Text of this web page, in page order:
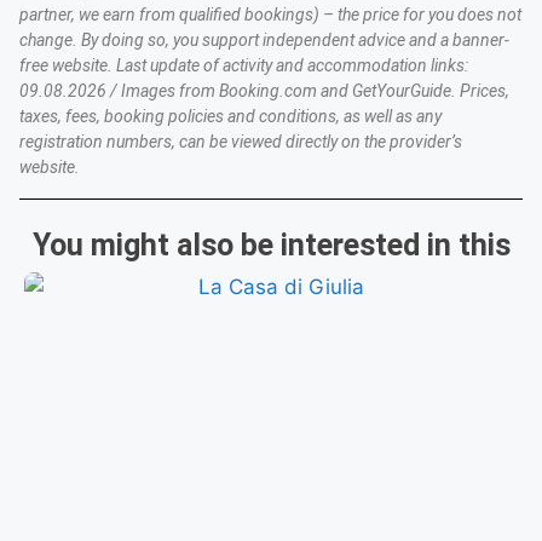
partner, we earn from qualified bookings) – the price for you does not
change. By doing so, you support independent advice and a banner-
free website. Last update of activity and accommodation links:
09.08.2026 / Images from Booking.com and GetYourGuide. Prices,
taxes, fees, booking policies and conditions, as well as any
registration numbers, can be viewed directly on the provider’s
website.
You might also be interested in this